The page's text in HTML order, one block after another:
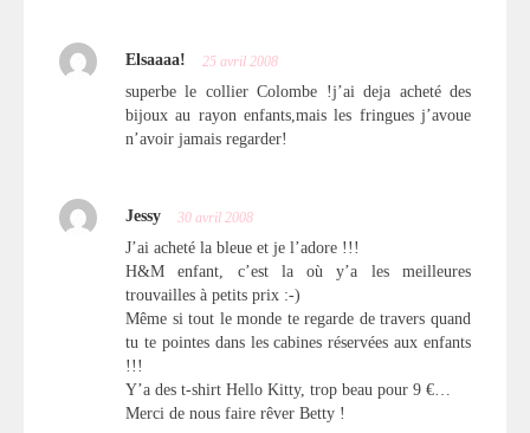
Elsaaaa! 25 avril 2008
superbe le collier Colombe !j’ai deja acheté des
bijoux au rayon enfants,mais les fringues j’avoue
n’avoir jamais regarder!
Jessy 30 avril 2008
J’ai acheté la bleue et je l’adore !!!
H&M enfant, c’est la où y’a les meilleures
trouvailles à petits prix :-)
Même si tout le monde te regarde de travers quand
tu te pointes dans les cabines réservées aux enfants
!!!
Y’a des t-shirt Hello Kitty, trop beau pour 9 €…
Merci de nous faire rêver Betty !